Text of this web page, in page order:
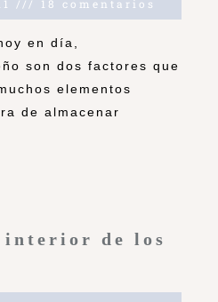
18 comentarios
en día,
son dos factores que
elementos
de almacenar
de los